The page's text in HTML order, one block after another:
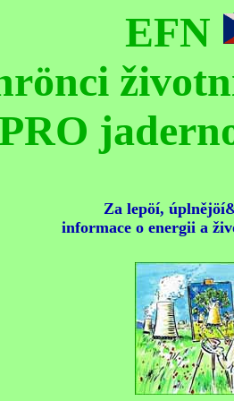
EFN
Za lepöí,
informace o energii a